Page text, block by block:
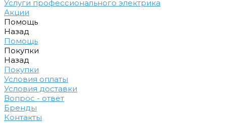
Услуги профессионального электрика
Акции
Помощь
Назад
Помощь
Покупки
Назад
Покупки
Условия оплаты
Условия доставки
Вопрос - ответ
Бренды
Контакты